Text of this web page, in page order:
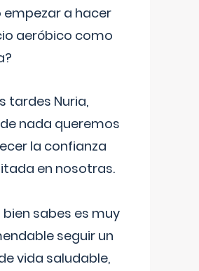
empezar a hacer
aeróbico como
tardes Nuria,
nada queremos
la confianza
en nosotras.
sabes es muy
seguir un
vida saludable,